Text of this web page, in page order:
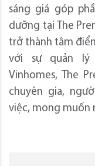
sáng giá góp
dưỡng tại The
trở thành tâm
với sự quản lý
Vinhomes, The
chuyên gia,
việc, mong muốn